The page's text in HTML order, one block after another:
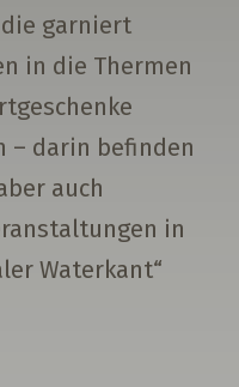
garniert
in die Thermen
– darin befinden
auch
in
Waterkant“